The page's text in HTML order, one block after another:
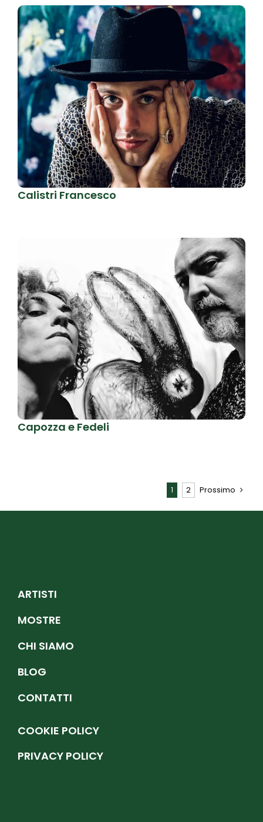
Calistri Francesco
Capozza e Fedeli
1 2 Prossimo
ARTISTI
MOSTRE
CHI SIAMO
BLOG
CONTATTI
COOKIE POLICY
PRIVACY POLICY